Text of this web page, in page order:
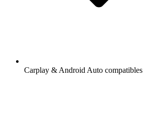
Carplay & Android Auto compatibles